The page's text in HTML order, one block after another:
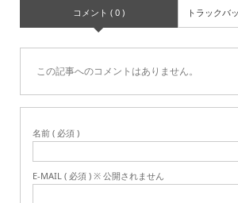
コメント ( 0 ) トラックバ
この記事へのコメントはありません。
名前 ( 必須 )
E-MAIL ( 必須 ) ※ 公開されません